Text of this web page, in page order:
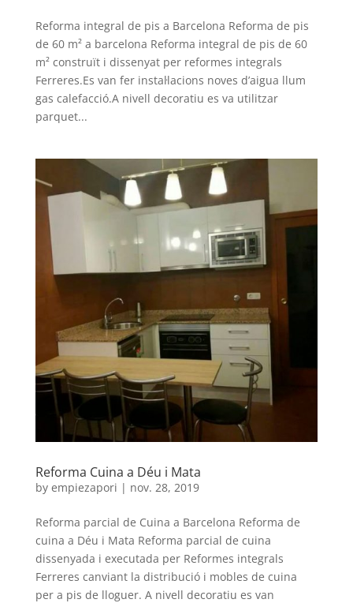
Reforma integral de pis a Barcelona Reforma de pis
de 60 m² a barcelona Reforma integral de pis de 60
m² construït i dissenyat per reformes integrals
Ferreres.Es van fer instal·lacions noves d’aigua llum
gas calefacció.A nivell decoratiu es va utilitzar
parquet...
Reforma Cuina a Déu i Mata
by empiezapori | nov. 28, 2019
Reforma parcial de Cuina a Barcelona Reforma de
cuina a Déu i Mata Reforma parcial de cuina
dissenyada i executada per Reformes integrals
Ferreres canviant la distribució i mobles de cuina
per a pis de lloguer. A nivell decoratiu es van